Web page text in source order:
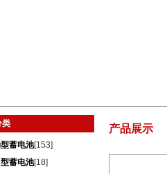
类
蓄电池[153]
蓄电池[18]
产品展示